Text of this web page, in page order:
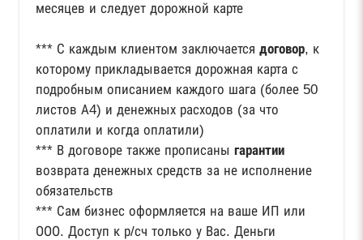
месяцев и следует дорожной карте
*** С каждым клиентом заключается договор, к
которому прикладывается дорожная карта с
подробным описанием каждого шага (более 50
листов А4) и денежных расходов (за что
оплатили и когда оплатили)
*** В договоре также прописаны гарантии
возврата денежных средств за не исполнение
обязательств
*** Сам бизнес оформляется на ваше ИП или
ООО. Доступ к р/сч только у Вас. Деньги